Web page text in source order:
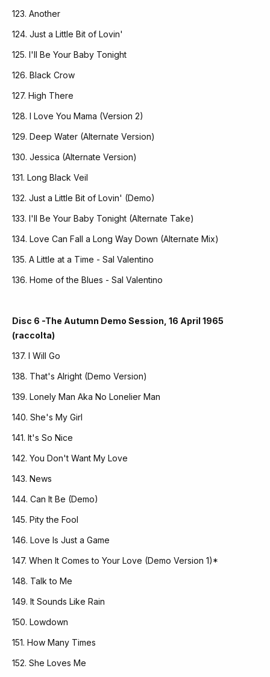
123. Another
124. Just a Little Bit of Lovin'
125. I'll Be Your Baby Tonight
126. Black Crow
127. High There
128. I Love You Mama (Version 2)
129. Deep Water (Alternate Version)
130. Jessica (Alternate Version)
131. Long Black Veil
132. Just a Little Bit of Lovin' (Demo)
133. I'll Be Your Baby Tonight (Alternate Take)
134. Love Can Fall a Long Way Down (Alternate Mix)
135. A Little at a Time - Sal Valentino
136. Home of the Blues - Sal Valentino
Disc 6 -The Autumn Demo Session, 16 April 1965
(raccolta)
137. I Will Go
138. That's Alright (Demo Version)
139. Lonely Man Aka No Lonelier Man
140. She's My Girl
141. It's So Nice
142. You Don't Want My Love
143. News
144. Can It Be (Demo)
145. Pity the Fool
146. Love Is Just a Game
147. When It Comes to Your Love (Demo Version 1)*
148. Talk to Me
149. It Sounds Like Rain
150. Lowdown
151. How Many Times
152. She Loves Me